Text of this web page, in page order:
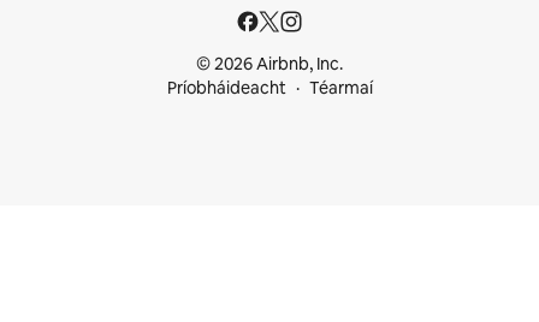
© 2026 Airbnb, Inc.
Príobháideacht
Téarmaí